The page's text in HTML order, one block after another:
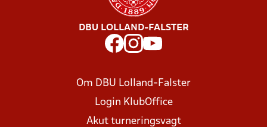
DBU LOLLAND-FALSTER
Om DBU Lolland-Falster
Login KlubOffice
Akut turneringsvagt